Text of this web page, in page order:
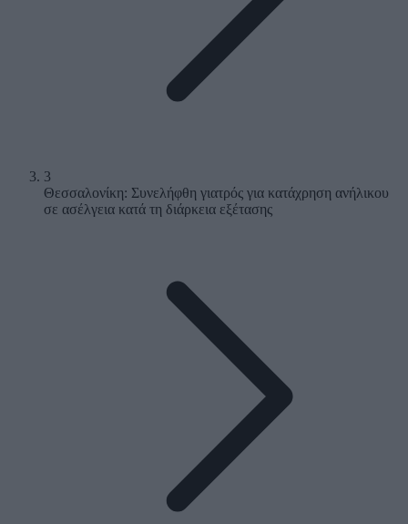
3
Θεσσαλονίκη: Συνελήφθη γιατρός για κατάχρηση ανήλικου
σε ασέλγεια κατά τη διάρκεια εξέτασης